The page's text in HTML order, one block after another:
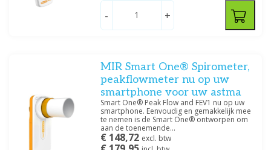
- +
MIR Smart One® Spirometer,
peakflowmeter nu op uw
smartphone voor uw astma
Smart One® Peak Flow and FEV1 nu op uw
smartphone. Eenvoudig en gemakkelijk mee
te nemen is de Smart One® ontworpen om
aan de toenemende...
€ 148,72 excl. btw